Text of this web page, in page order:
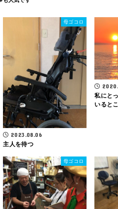
母ゴコロ
2023.08.06
主人を待つ
私にと
いると
母ゴコロ